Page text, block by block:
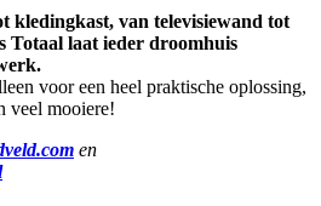
kledingkast, van televisiewand tot
Totaal laat ieder droomhuis
voor een heel praktische oplossing,
veel mooiere!
en